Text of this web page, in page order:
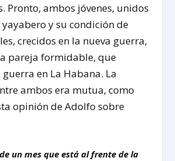
Pronto, ambos jóvenes, unidos
y su condición de
crecidos en la nueva guerra,
pareja formidable, que
en La Habana. La
ambos era mutua, como
opinión de Adolfo sobre
un mes que está al frente de la